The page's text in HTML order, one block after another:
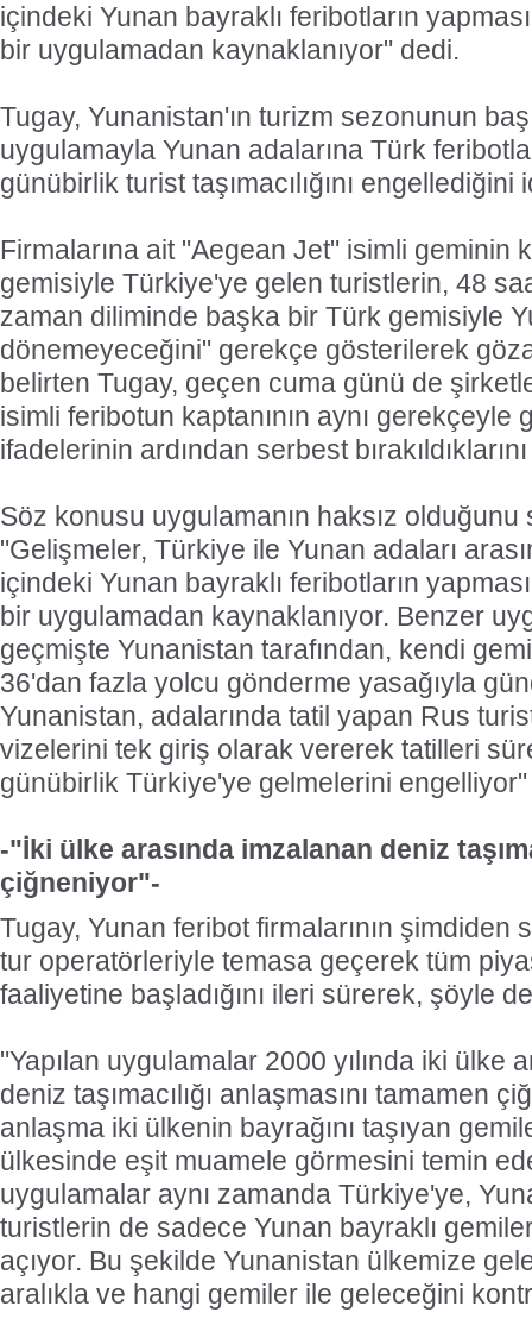
içindeki Yunan bayraklı feribotların
bir uygulamadan kaynaklanıyor" dedi.
Tugay, Yunanistan'ın turizm sezonunun
uygulamayla Yunan adalarına Türk
günübirlik turist taşımacılığını engellediğini
Firmalarına ait "Aegean Jet" isimli geminin
gemisiyle Türkiye'ye gelen turistlerin, 48
zaman diliminde başka bir Türk gemisiyle
dönemeyeceğini" gerekçe gösterilerek
belirten Tugay, geçen cuma günü de
isimli feribotun kaptanının aynı gerekçeyle
ifadelerinin ardından serbest
Söz konusu uygulamanın haksız olduğunu
"Gelişmeler, Türkiye ile Yunan adaları
içindeki Yunan bayraklı feribotların
bir uygulamadan kaynaklanıyor. Benzer
geçmişte Yunanistan tarafından, kendi
36'dan fazla yolcu gönderme yasağıyla
Yunanistan, adalarında tatil yapan Rus
vizelerini tek giriş olarak vererek tatilleri
günübirlik Türkiye'ye gelmelerini
-"İki ülke arasında imzalanan deniz
çiğneniyor"-
Tugay, Yunan feribot firmalarının şimdiden
tur operatörleriyle temasa geçerek tüm
faaliyetine başladığını ileri sürerek, şöyle
"Yapılan uygulamalar 2000 yılında iki ülke
deniz taşımacılığı anlaşmasını tamamen
anlaşma iki ülkenin bayrağını taşıyan
ülkesinde eşit muamele görmesini temin
uygulamalar aynı zamanda Türkiye'ye,
turistlerin de sadece Yunan bayraklı
açıyor. Bu şekilde Yunanistan ülkemize
aralıkla ve hangi gemiler ile geleceğini